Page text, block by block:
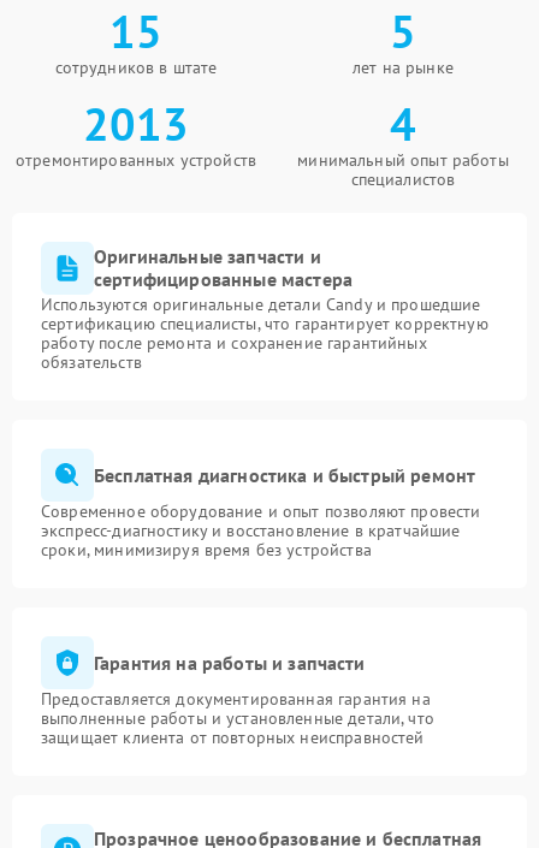
15
сотрудников в штате
5
лет на рынке
2013
отремонтированных устройств
4
минимальный опыт работы
специалистов
Оригинальные запчасти и
сертифицированные мастера
Используются оригинальные детали Candy и прошедшие
сертификацию специалисты, что гарантирует корректную
работу после ремонта и сохранение гарантийных
обязательств
Бесплатная диагностика и быстрый ремонт
Современное оборудование и опыт позволяют провести
экспресс-диагностику и восстановление в кратчайшие
сроки, минимизируя время без устройства
Гарантия на работы и запчасти
Предоставляется документированная гарантия на
выполненные работы и установленные детали, что
защищает клиента от повторных неисправностей
Прозрачное ценообразование и бесплатная